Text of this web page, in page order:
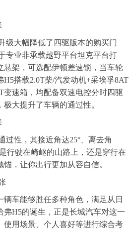
级大幅降低了四驱版本的购买门
专业非承载越野平台坦克平台打
架，可选配伊顿差速锁，当车轮
搭载2.0T柴/汽发动机+采埃孚8AT
速箱，均配备双速电控分时四驱
大提升了车辆的通过性。
性，其接近角达25°、离去角
行驶在崎岖的山路上，还是穿行在
，让你出行更加从容自信。
车能够胜任多种角色，满足从日
H5的诞生，正是长城汽车对这一
用场景、个人喜好等进行综合考